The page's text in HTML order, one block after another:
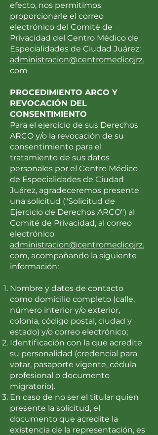
efecto, nos permitimos
proporcionarle el correo
electrónico del Comité de
Privacidad del Centro Médico de
Especialidades de Ciudad Juárez:
administracion@centromedicojrz.
com
PROCEDIMIENTO ARCO Y
REVOCACIÓN DEL
CONSENTIMIENTO
Para el ejercicio de sus Derechos
ARCO y/o la revocación de su
consentimiento para el
tratamiento de sus datos
personales por el Centro Médico
de Especialidades de Ciudad
Juárez, agradeceremos presente
una solicitud ("Solicitud de
Ejercicio de Derechos ARCO") al
Comité de Privacidad, al correo
electrónico
administracion@centromedicojrz.
com, acompañando la siguiente
información:
Nombre y datos de contacto
como domicilio completo (calle,
número interior y/o exterior,
colonia, código postal, ciudad y
estado) y/o correo electrónico;
Identificación con la que acredite
su personalidad (credencial para
votar, pasaporte vigente, cédula
profesional o documento
migratorio).
En caso de no ser el titular quien
presente la solicitud, el
documento que acredite la
existencia de la representación, es